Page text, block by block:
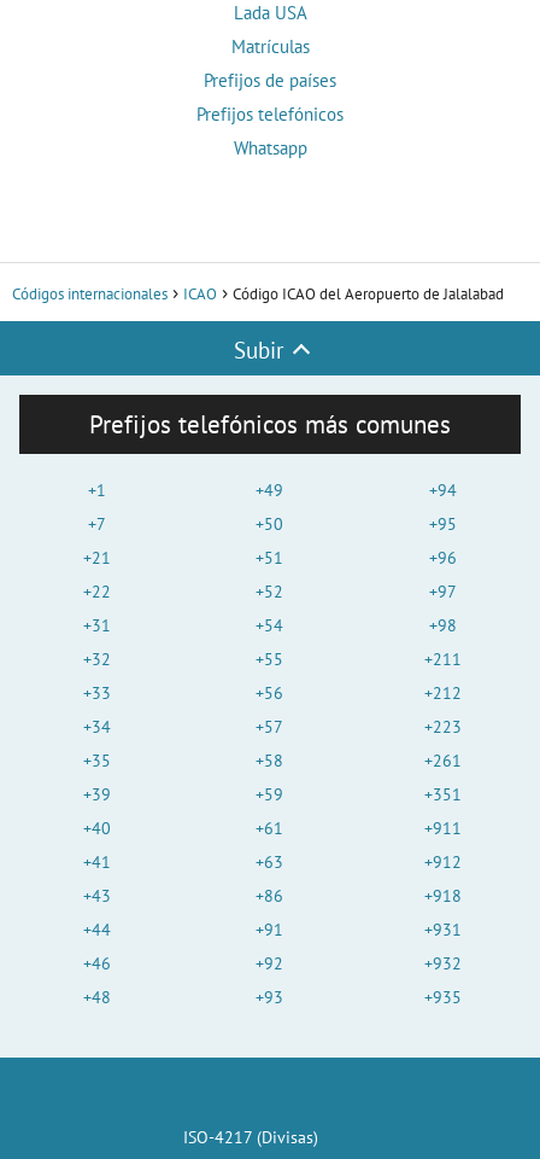
Lada USA
Matrículas
Prefijos de países
Prefijos telefónicos
Whatsapp
Códigos internacionales ICAO Código ICAO del Aeropuerto de Jalalabad
Subir
Prefijos telefónicos más comunes
+1
+7
+21
+22
+31
+32
+33
+34
+35
+39
+40
+41
+43
+44
+46
+48
+49
+50
+51
+52
+54
+55
+56
+57
+58
+59
+61
+63
+86
+91
+92
+93
+94
+95
+96
+97
+98
+211
+212
+223
+261
+351
+911
+912
+918
+931
+932
+935
ISO-4217 (Divisas)